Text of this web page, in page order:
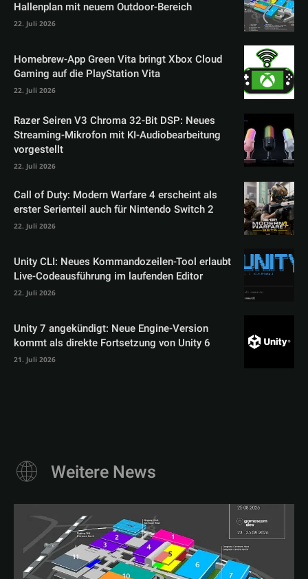
Hallenplan mit neuem Outdoor-Bereich
22. Juli 2026
Homebrew-App Green Vita bringt Xbox Cloud
Gaming auf die PlayStation Vita
22. Juli 2026
Razer Seiren V3 Chroma 32-Bit DSP: Neues
Streaming-Mikrofon mit KI-Audiobearbeitung
vorgestellt
22. Juli 2026
Call of Duty: Modern Warfare 4 erscheint als
erster Serienteil auch für Nintendo Switch 2
22. Juli 2026
Unity CLI: Neues Kommandozeilen-Tool erlaubt
Live-Codeausführung im laufenden Editor
22. Juli 2026
Unity 7 angekündigt: Neue Engine-Version
kommt als direkte Fortsetzung von Unity 6
21. Juli 2026
Weitere News